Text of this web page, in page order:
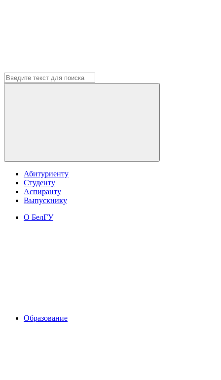
Абитуриенту
Студенту
Аспиранту
Выпускнику
О БелГУ
Образование